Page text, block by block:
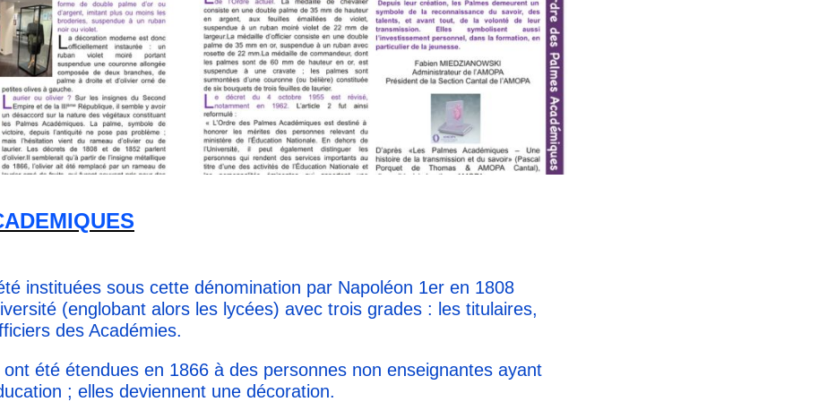
instituées sous cette dénomination par Napoléon 1er en 1808
(englobant alors les lycées) avec trois grades : les titulaires,
des Académies.
été étendues en 1866 à des personnes non enseignantes ayant
; elles deviennent une décoration.